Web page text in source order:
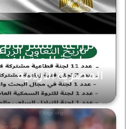
أخبار عاجلة
“الزراعة” تنشر
السابعة للجنة
المصرية الأردنية